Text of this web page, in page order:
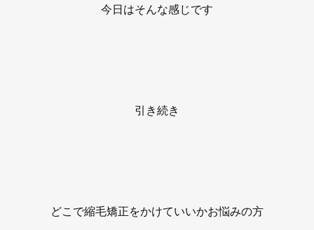
今日はそんな感じです
引き続き
どこで縮毛矯正をかけていいかお悩みの方